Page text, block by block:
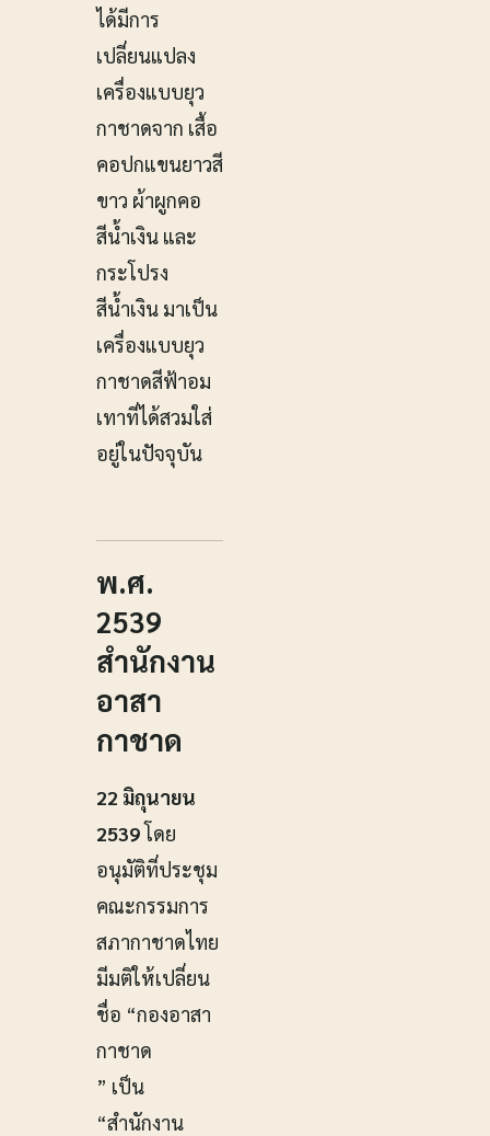
ได้มีการ
เปลี่ยนแปลง
เครื่องแบบยุว
กาชาดจาก เสื้อ
คอปกแขนยาวสี
ขาว ผ้าผูกคอ
สีน้ำเงิน และ
กระโปรง
สีน้ำเงิน มาเป็น
เครื่องแบบยุว
กาชาดสีฟ้าอม
เทาที่ได้สวมใส่
อยู่ในปัจจุบัน
พ.ศ.
2539
สำนักงาน
อาสา
กาชาด
22 มิถุนายน
2539โดย
อนุมัติที่ประชุม
คณะกรรมการ
สภากาชาดไทย
มีมติให้เปลี่ยน
ชื่อ “กองอาสา
กาชาด
” เป็น
“สำนักงาน